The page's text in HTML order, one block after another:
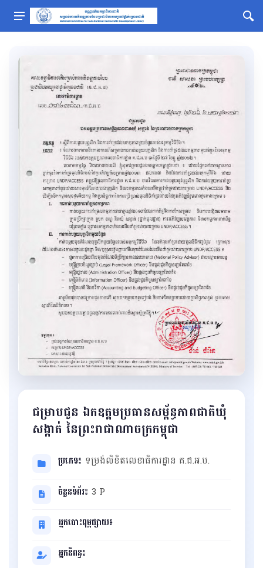
ជម្រាបជូន ឯកឧត្តមប្រធានសម្ព័ន្ធភាពជាតិឃុំ​
សង្កាត់ នៃព្រះរាជាណាចក្រកម្ពុជា
ប្រភេទ៖ ទម្រង់លិខិតលេខាធិការដ្ឋាន គ.ជ.អ.ប.
ចំនួនទំព័រ៖ 3 P
អ្នកបោះពុម្ពផ្សាយ៖
អ្នកនិពន្ធ៖